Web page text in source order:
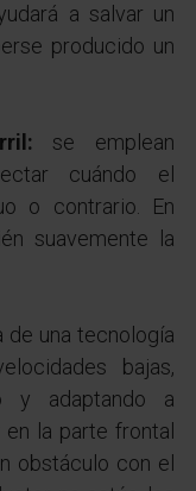
a salvar un
producido un
se emplean
cuándo el
o contrario. En
suavemente la
de una tecnología
bajas,
y adaptando a
la parte frontal
obstáculo con el